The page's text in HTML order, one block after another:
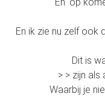
En ik zie nu zelf ook
Dit is
> > zijn als
Waarbij je